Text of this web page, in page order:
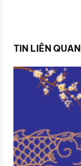
TIN LIÊN QUAN